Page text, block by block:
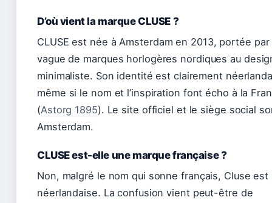
D’où vient la marque CLUSE ?
CLUSE est née à Amsterdam en 2013, portée par
vague de marques horlogères nordiques au
minimaliste. Son identité est clairement
même si le nom et l’inspiration font écho à la
(Astorg 1895). Le site officiel et le siège social
Amsterdam.
CLUSE est-elle une marque française ?
Non, malgré le nom qui sonne français, Cluse est
néerlandaise. La confusion vient peut-être de